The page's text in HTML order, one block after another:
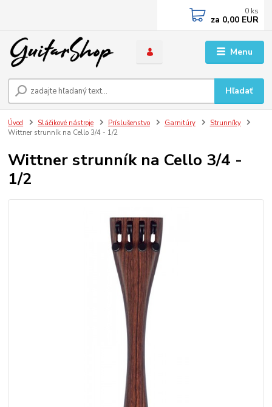
Menu
Hľadať
0 ks
za 0,00 EUR
Úvod Sláčikové nástroje Príslušenstvo Garnitúry
Strunníky
Wittner strunník na Cello 3/4 - 1/2
Wittner strunník na Cello 3/4 -
1/2